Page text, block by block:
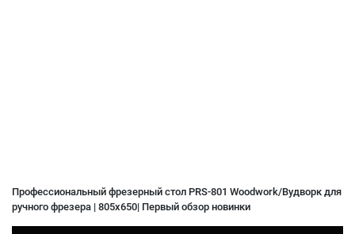
Профессиональный фрезерный стол PRS-801 Woodwork/Вудворк для
ручного фрезера | 805х650| Первый обзор новинки